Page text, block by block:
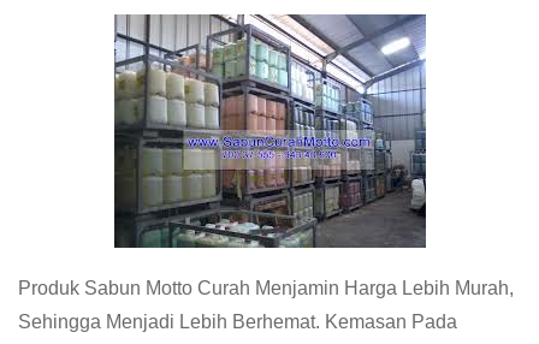
Produk Sabun Motto Curah Menjamin Harga Lebih Murah,
Sehingga Menjadi Lebih Berhemat. Kemasan Pada